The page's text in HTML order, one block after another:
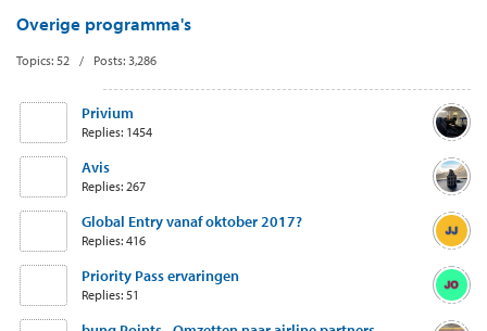
Overige programma's
Topics: 52 / Posts: 3,286
Privium
Replies: 1454
Avis
Replies: 267
Global Entry vanaf oktober 2017?
Replies: 416
Priority Pass ervaringen
Replies: 51